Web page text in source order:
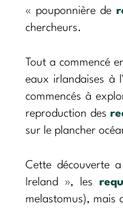
« pouponnière de
chercheurs.
Tout a commencé
eaux irlandaises à
commencés à
reproduction des
sur le plancher
Cette découverte
Ireland », les
melastomus), mais